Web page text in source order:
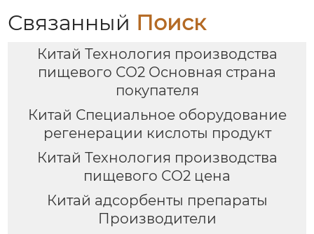
Связанный Поиск
Китай Технология производства
пищевого СО2 Основная страна
покупателя
Китай Специальное оборудование
регенерации кислоты продукт
Китай Технология производства
пищевого СО2 цена
Китай адсорбенты препараты
Производители